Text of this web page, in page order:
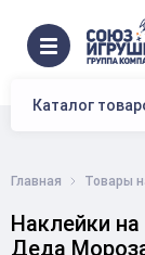
Каталог
Главная Товары
Наклейки
Деда